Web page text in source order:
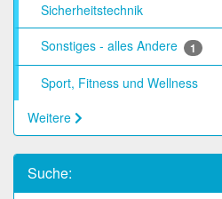
Sicherheitstechnik
Sonstiges - alles Andere
1
Sport, Fitness und Wellness
Weitere
Suche: